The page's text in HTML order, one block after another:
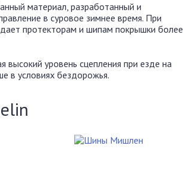
материал, разработанный и
в суровое зимнее время. При
протекторам и шипам покрышки более
высокий уровень сцепления при езде на
в условиях бездорожья.